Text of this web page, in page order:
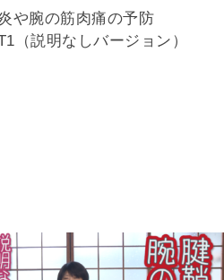
や腕の筋肉痛の予防
（説明なしバージョン）